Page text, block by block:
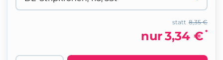
8,35 €
statt
nur3,34 € *